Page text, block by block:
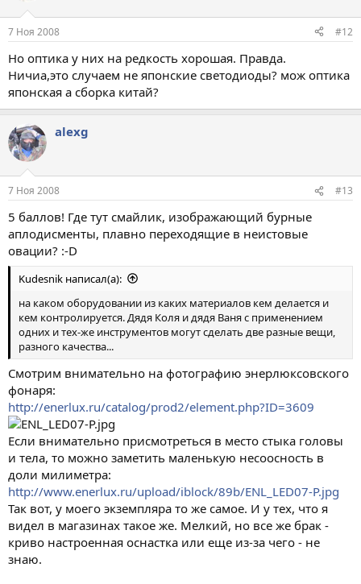
7 Ноя 2008 #12
Но оптика у них на редкость хорошая. Правда.
Ничиа,это случаем не японские светодиоды? мож оптика
японская а сборка китай?
alexg
7 Ноя 2008 #13
5 баллов! Где тут смайлик, изображающий бурные
аплодисменты, плавно переходящие в неистовые
овации? :-D
Kudesnik написал(а):
на каком оборудовании из каких материалов кем делается и
кем контролируется. Дядя Коля и дядя Ваня с применением
одних и тех-же инструментов могут сделать две разные вещи,
разного качества...
Смотрим внимательно на фотографию энерлюксовского
фонаря:
http://enerlux.ru/catalog/prod2/element.php?ID=3609
Если внимательно присмотреться в место стыка головы
и тела, то можно заметить маленькую несоосность в
доли милиметра:
http://www.enerlux.ru/upload/iblock/89b/ENL_LED07-P.jpg
Так вот, у моего экземпляра то же самое. И у тех, что я
видел в магазинах такое же. Мелкий, но все же брак -
криво настроенная оснастка или еще из-за чего - не
знаю.